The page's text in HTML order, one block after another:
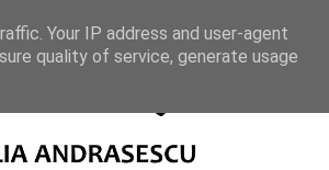
Your IP address and user-agent
quality of service, generate usage